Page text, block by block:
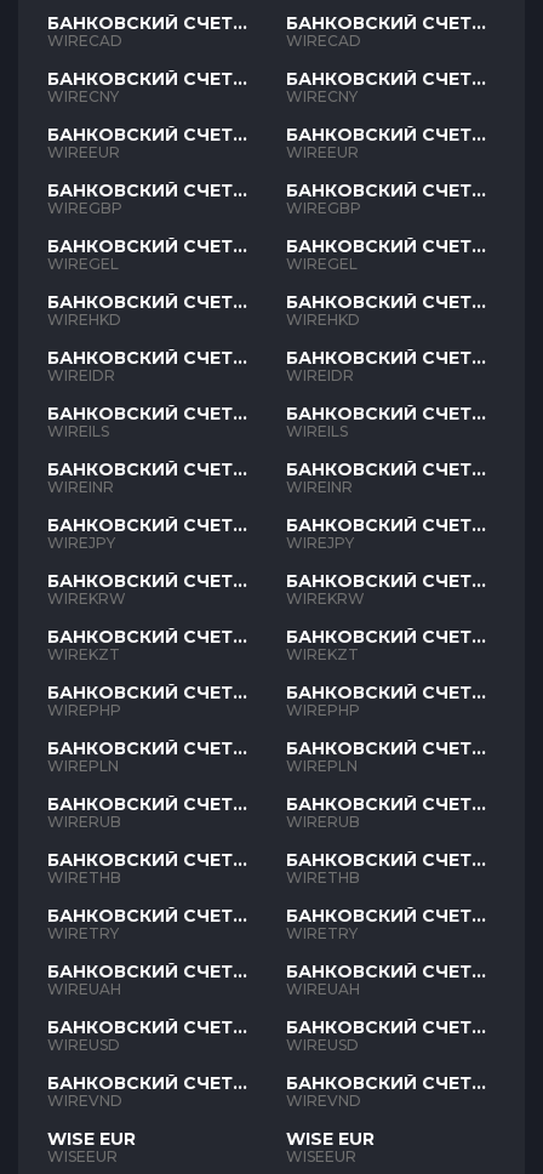
БАНКОВСКИЙ СЧЕТ
CAD
WIRECAD
БАНКОВСКИЙ СЧЕТ
CNY
WIRECNY
БАНКОВСКИЙ СЧЕТ
EUR
WIREEUR
БАНКОВСКИЙ СЧЕТ
GBP
WIREGBP
БАНКОВСКИЙ СЧЕТ
GEL
WIREGEL
БАНКОВСКИЙ СЧЕТ
HKD
WIREHKD
БАНКОВСКИЙ СЧЕТ
IDR
WIREIDR
БАНКОВСКИЙ СЧЕТ
ILS
WIREILS
БАНКОВСКИЙ СЧЕТ
INR
WIREINR
БАНКОВСКИЙ СЧЕТ
JPY
WIREJPY
БАНКОВСКИЙ СЧЕТ
KRW
WIREKRW
БАНКОВСКИЙ СЧЕТ
KZT
WIREKZT
БАНКОВСКИЙ СЧЕТ
PHP
WIREPHP
БАНКОВСКИЙ СЧЕТ
PLN
WIREPLN
БАНКОВСКИЙ СЧЕТ
RUB
WIRERUB
БАНКОВСКИЙ СЧЕТ
THB
WIRETHB
БАНКОВСКИЙ СЧЕТ
TRY
WIRETRY
БАНКОВСКИЙ СЧЕТ
UAH
WIREUAH
БАНКОВСКИЙ СЧЕТ
USD
WIREUSD
БАНКОВСКИЙ СЧЕТ
VND
WIREVND
WISE EUR
WISEEUR
БАНКОВСКИЙ СЧЕТ
CAD
WIRECAD
БАНКОВСКИЙ СЧЕТ
CNY
WIRECNY
БАНКОВСКИЙ СЧЕТ
EUR
WIREEUR
БАНКОВСКИЙ СЧЕТ
GBP
WIREGBP
БАНКОВСКИЙ СЧЕТ
GEL
WIREGEL
БАНКОВСКИЙ СЧЕТ
HKD
WIREHKD
БАНКОВСКИЙ СЧЕТ
IDR
WIREIDR
БАНКОВСКИЙ СЧЕТ
ILS
WIREILS
БАНКОВСКИЙ СЧЕТ
INR
WIREINR
БАНКОВСКИЙ СЧЕТ
JPY
WIREJPY
БАНКОВСКИЙ СЧЕТ
KRW
WIREKRW
БАНКОВСКИЙ СЧЕТ
KZT
WIREKZT
БАНКОВСКИЙ СЧЕТ
PHP
WIREPHP
БАНКОВСКИЙ СЧЕТ
PLN
WIREPLN
БАНКОВСКИЙ СЧЕТ
RUB
WIRERUB
БАНКОВСКИЙ СЧЕТ
THB
WIRETHB
БАНКОВСКИЙ СЧЕТ
TRY
WIRETRY
БАНКОВСКИЙ СЧЕТ
UAH
WIREUAH
БАНКОВСКИЙ СЧЕТ
USD
WIREUSD
БАНКОВСКИЙ СЧЕТ
VND
WIREVND
WISE EUR
WISEEUR